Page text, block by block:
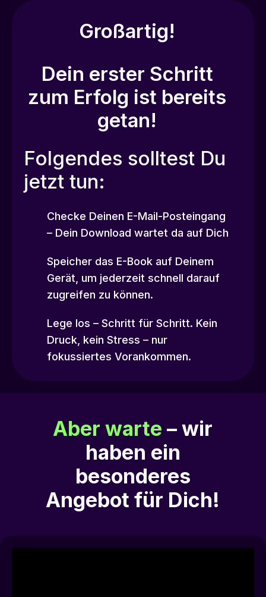
Großartig!
Dein erster Schritt
zum Erfolg ist bereits
getan!
Folgendes solltest Du
jetzt tun:
Checke Deinen E-Mail-Posteingang
– Dein Download wartet da auf Dich
Speicher das E-Book auf Deinem
Gerät, um jederzeit schnell darauf
zugreifen zu können.
Lege los – Schritt für Schritt. Kein
Druck, kein Stress – nur
fokussiertes Vorankommen.
Aber warte – wir
haben ein
besonderes
Angebot für Dich!